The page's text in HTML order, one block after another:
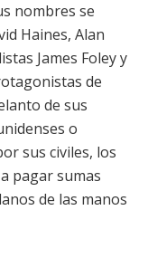
nombres se
Haines, Alan
James Foley y
de
de sus
o
sus civiles, los
pagar sumas
de las manos